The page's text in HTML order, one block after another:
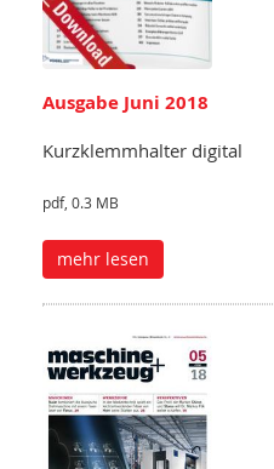
Ausgabe Juni 2018
Kurzklemmhalter digital
pdf, 0.3 MB
mehr lesen